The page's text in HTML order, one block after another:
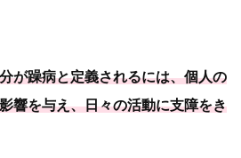
が躁病と定義されるには、個人の
響を与え、日々の活動に支障をき